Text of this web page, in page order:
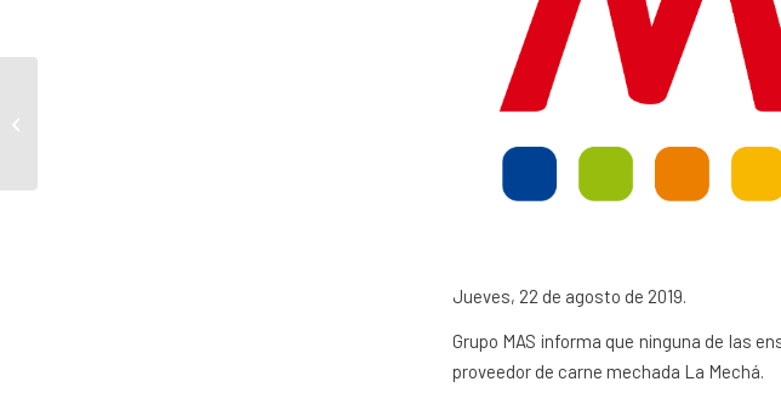
Jueves, 22 de agosto de 2019.
Grupo MAS informa que ninguna de las
proveedor de carne mechada La Mechá.